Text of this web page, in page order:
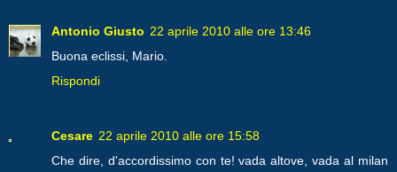
Antonio Giusto 22 aprile 2010 alle ore 13:46
Buona eclissi, Mario.
Rispondi
Cesare 22 aprile 2010 alle ore 15:58
Che dire, d'accordissimo con te! vada altove, vada al milan